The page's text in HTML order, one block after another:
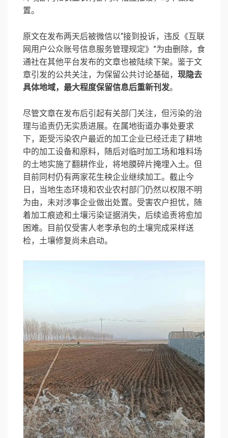
置。
原文在发布两天后被微信以“接到投诉，违反《互联
网用户公众账号信息服务管理规定》”为由删除，食
通社在其他平台发布的文章也被陆续下架。鉴于文
章引发的公共关注，为保留公共讨论基础， 现隐去
具体地域，最大程度保留信息后重新刊发。
尽管文章在发布后引起有关部门关注，但污染的治
理与追责仍无实质进展。在属地街道办事处要求
下，距受污染农户最近的加工企业已经迁走了耕地
中的加工设备和原料，随后对临时加工场和堆料场
的土地实施了翻耕作业，将地膜碎片掩埋入土。但
目前同村仍有两家花生秧企业继续加工。 截止今
日，当地生态环境和农业农村部门仍然以权限不明
为由，未对涉事企业做出处置。 受害农户担忧，随
着加工痕迹和土壤污染证据消失，后续追责将愈加
困难。目前仅受害人老李承包的土壤完成采样送
检，土壤修复尚未启动。